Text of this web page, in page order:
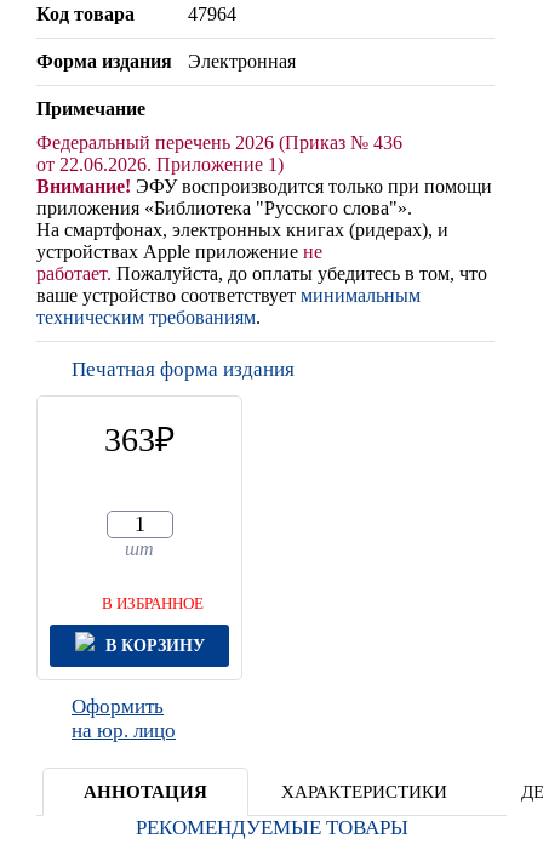
Код товара 47964
Форма издания Электронная
Примечание
Федеральный перечень 2026 (Приказ № 436
от 22.06.2026. Приложение 1)
Внимание! ЭФУ воспроизводится только при помощи
приложения «Библиотека "Русского слова"».
На смартфонах, электронных книгах (ридерах), и
устройствах Apple приложение не
работает. Пожалуйста, до оплаты убедитесь в том, что
ваше устройство соответствует минимальным
техническим требованиям.
Печатная форма издания
363
шт
В ИЗБРАННОЕ
В КОРЗИНУ
Оформить
на юр. лицо
АННОТАЦИЯ ХАРАКТЕРИСТИКИ
РЕКОМЕНДУЕМЫЕ ТОВАРЫ